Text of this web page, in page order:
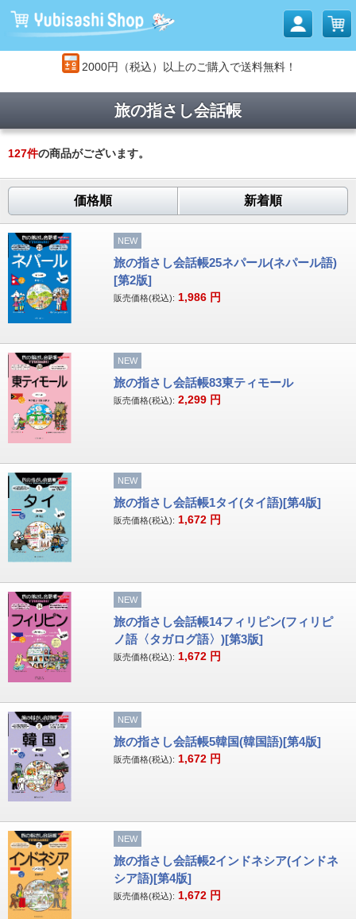
2000円（税込）以上のご購入で送料無料！
旅の指さし会話帳
127件の商品がございます。
価格順 新着順
NEW
旅の指さし会話帳25ネパール(ネパール語)
[第2版]
販売価格(税込): 1,986 円
NEW
旅の指さし会話帳83東ティモール
販売価格(税込): 2,299 円
NEW
旅の指さし会話帳1タイ(タイ語)[第4版]
販売価格(税込): 1,672 円
NEW
旅の指さし会話帳14フィリピン(フィリピ
ノ語〈タガログ語〉)[第3版]
販売価格(税込): 1,672 円
NEW
旅の指さし会話帳5韓国(韓国語)[第4版]
販売価格(税込): 1,672 円
NEW
旅の指さし会話帳2インドネシア(インドネ
シア語)[第4版]
販売価格(税込): 1,672 円